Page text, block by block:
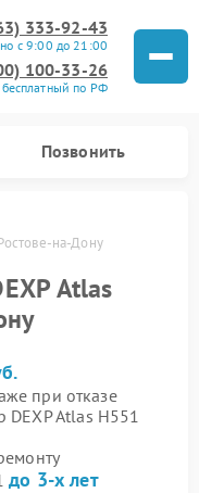
333-92-43
с 9:00 до 21:00
100-33-26
бесплатный по РФ
Позвонить
на-Дону
Atlas
при отказе
Atlas H551
до 3-х лет